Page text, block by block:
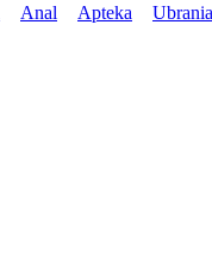
Anal Apteka
Ubrania